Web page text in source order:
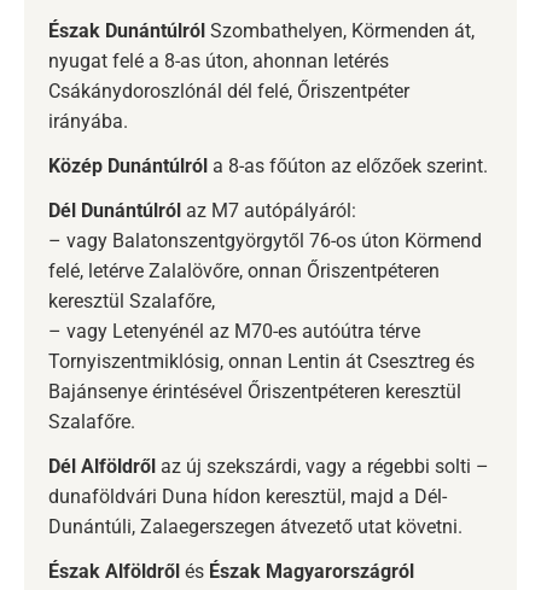
Észak Dunántúlról Szombathelyen, Körmenden át,
nyugat felé a 8-as úton, ahonnan letérés
Csákánydoroszlónál dél felé, Őriszentpéter
irányába.
Közép Dunántúlról a 8-as főúton az előzőek szerint.
Dél Dunántúlról az M7 autópályáról:
– vagy Balatonszentgyörgytől 76-os úton Körmend
felé, letérve Zalalövőre, onnan Őriszentpéteren
keresztül Szalafőre,
– vagy Letenyénél az M70-es autóútra térve
Tornyiszentmiklósig, onnan Lentin át Csesztreg és
Bajánsenye érintésével Őriszentpéteren keresztül
Szalafőre.
Dél Alföldről az új szekszárdi, vagy a régebbi solti –
dunaföldvári Duna hídon keresztül, majd a Dél-
Dunántúli, Zalaegerszegen átvezető utat követni.
Észak Alföldről és Észak Magyarországról